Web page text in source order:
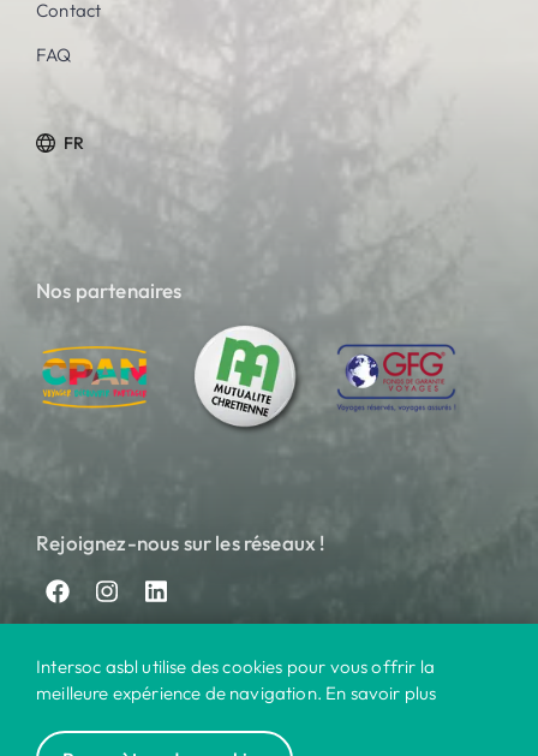
Contact
FAQ
FR
Nos partenaires
Rejoignez-nous sur les réseaux !
Intersoc asbl utilise des cookies pour vous offrir la
meilleure expérience de navigation. En savoir plus